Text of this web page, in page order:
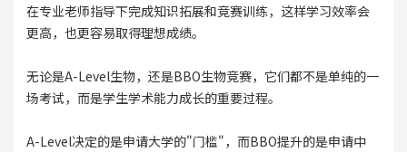
在专业老师指导下完成知识拓展和竞赛训练，这样学习效率会
更高，也更容易取得理想成绩。
无论是A-Level生物，还是BBO生物竞赛，它们都不是单纯的一
场考试，而是学生学术能力成长的重要过程。
A-Level决定的是申请大学的"门槛"，而BBO提升的是申请中